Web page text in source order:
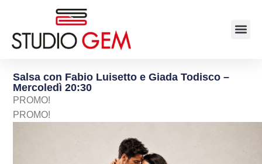
Salsa con Fabio Luisetto e Giada Todisco –
Mercoledì 20:30
PROMO!
PROMO!